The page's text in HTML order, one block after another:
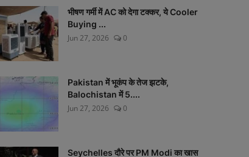
भीषण गर्मी में AC को देगा टक्कर, ये Cooler
Buying ...
Jun 27, 2026
0
Pakistan में भूकंप के तेज झटके,
Balochistan में 5....
Jun 27, 2026
0
Seychelles दौरे पर PM Modi का खास